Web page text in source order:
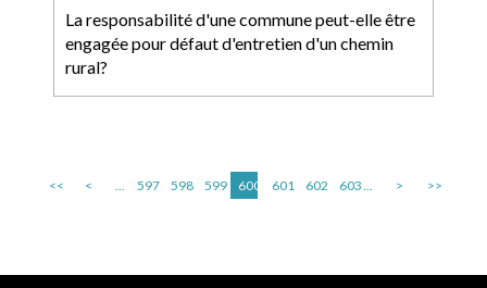
La responsabilité d'une commune peut-elle être
engagée pour défaut d'entretien d'un chemin
rural?
<< < ... 597 598 599 600 601 602 603... > >>